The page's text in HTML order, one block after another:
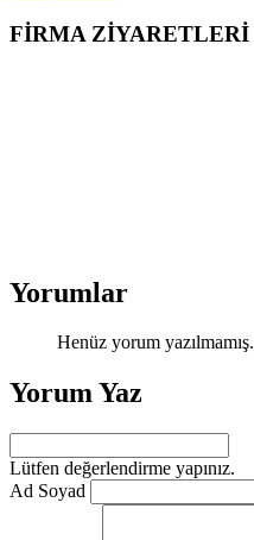
FİRMA ZİYARETLERİ
Yorumlar
Henüz yorum yazılmamış.
Yorum Yaz
Lütfen değerlendirme yapınız.
Ad Soyad